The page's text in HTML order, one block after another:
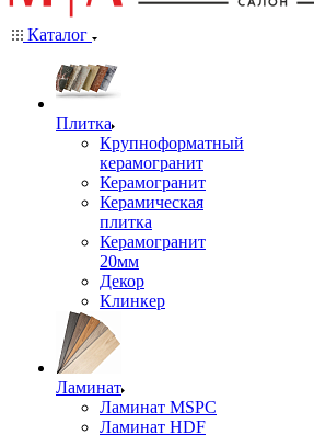
Каталог
Плитка
Крупноформатный
керамогранит
Керамогранит
Керамическая
плитка
Керамогранит
20мм
Декор
Клинкер
Ламинат
Ламинат MSPC
Ламинат HDF